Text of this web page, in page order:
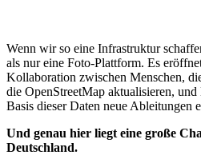
Wenn wir so eine Infrastruktur
als nur eine Foto-Plattform. Es
Kollaboration zwischen Menschen,
die OpenStreetMap aktualisieren,
Basis dieser Daten neue Ableitungen
Und genau hier liegt eine große
Deutschland.